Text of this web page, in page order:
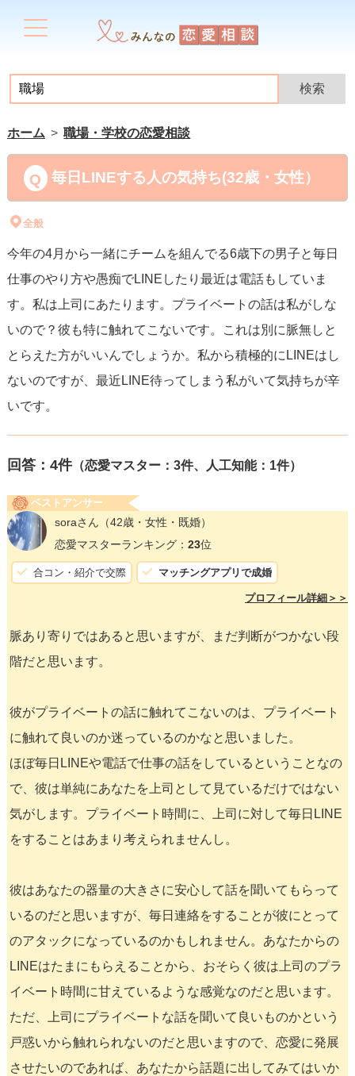
ホーム 職場・学校の恋愛相談
毎日LINEする人の気持ち(32歳・女性）
全般
今年の4月から一緒にチームを組んでる6歳下の男子と毎日
仕事のやり方や愚痴でLINEしたり最近は電話もしていま
す。私は上司にあたります。プライベートの話は私がしな
いので？彼も特に触れてこないです。これは別に脈無しと
とらえた方がいいんでしょうか。私から積極的にLINEはし
ないのですが、最近LINE待ってしまう私がいて気持ちが辛
いです。
回答： 4件（恋愛マスター：3件、人工知能：1件）
ベストアンサー
soraさん （42歳・女性・既婚）
恋愛マスターランキング： 23位
合コン・紹介で交際 マッチングアプリで成婚
プロフィール詳細＞＞
脈あり寄りではあると思いますが、まだ判断がつかない段
階だと思います。
彼がプライベートの話に触れてこないのは、プライベート
に触れて良いのか迷っているのかなと思いました。
ほぼ毎日LINEや電話で仕事の話をしているということなの
で、彼は単純にあなたを上司として見ているだけではない
気がします。プライベート時間に、上司に対して毎日LINE
をすることはあまり考えられませんし。
彼はあなたの器量の大きさに安心して話を聞いてもらって
いるのだと思いますが、毎日連絡をすることが彼にとって
のアタックになっているのかもしれません。あなたからの
LINEはたまにもらえることから、おそらく彼は上司のプラ
イベート時間に甘えているような感覚なのだと思います。
ただ、上司にプライベートな話を聞いて良いものかという
戸惑いから触れられないのだと思いますので、恋愛に発展
させたいのであれば、あなたから話題に出してみてはいか